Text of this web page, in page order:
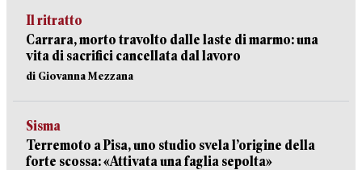
Il ritratto
Carrara, morto travolto dalle laste di marmo: una
vita di sacrifici cancellata dal lavoro
di Giovanna Mezzana
Sisma
Terremoto a Pisa, uno studio svela l’origine della
forte scossa: «Attivata una faglia sepolta»